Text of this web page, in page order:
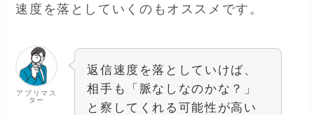
速度を落としていくのもオススメです。
アプリマス
ター
返信速度を落としていけば、
相手も「脈なしなのかな？」
と察してくれる可能性が高い